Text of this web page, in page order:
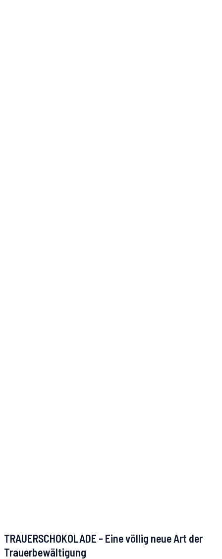
TRAUERSCHOKOLADE - Eine völlig neue Art der
Trauerbewältigung